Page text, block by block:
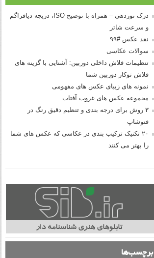
درک نوردهی – همراه با توضیح ISO، دریچه دیافراگم
و سرعت شاتر
نقد عکس #۹۹
سوالات عکاسی
تنظیمات فلاش داخلی دوربین: آشنایی با گزینه های
فلاش توکار دوربین شما
نمونه های زیبای عکس های مفهومی
مجموعه عکس های غروب آفتاب
۳ روش برای درجه بندی و تنظیم دقیق رنگ در
فتوشاپ
۲۰ تکنیک ترکیب بندی در عکاسی که عکس های شما
را بهتر می کنند
برچسب‌ها